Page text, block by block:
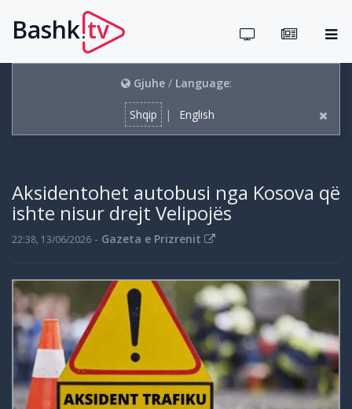
Bashk.tv
Gjuhe/ Language:
Shqip | English
Aksidentohet autobusi nga Kosova që
ishte nisur drejt Velipojës
22:38, 13/06/2026 - Gazeta e Prizrenit